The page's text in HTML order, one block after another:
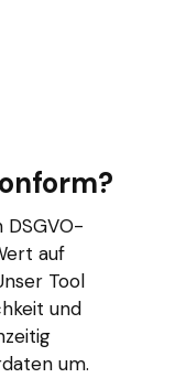
DSGVO-
auf
Tool
und
um.